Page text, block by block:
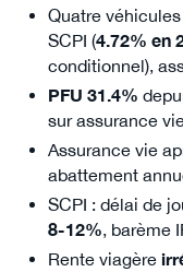
Quatre
SCPI (4.72% en
conditionnel),
PFU 31.4%
sur assurance
Assurance vie
abattement
SCPI : délai de
8-12%, barème
Rente viagère